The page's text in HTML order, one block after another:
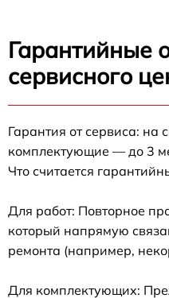
Гарантийные
сервисного
Гарантия от сервиса: на
комплектующие — до 3
Что считается
Для работ: Повторное
который напрямую
ремонта (например,
Для комплектующих: